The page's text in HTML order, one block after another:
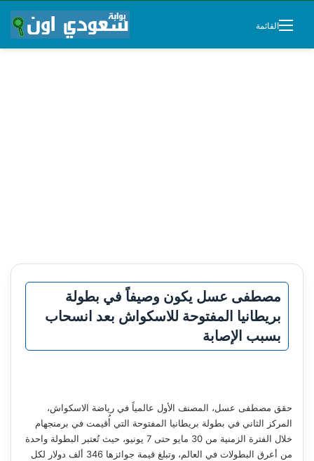
القائمة
مصطفى عسل يكون وصيفاً في بطولة
بريطانيا المفتوحة للاسكواش بعد انسحاب
بسبب الإصابة
حقق مصطفى عسل، المصنف الأول عالمياً في رياضة الاسكواش،
المركز الثاني في بطولة بريطانيا المفتوحة التي أُقيمت في برمنجهام
خلال الفترة الزمنية من 30 مايو حتى 7 يونيو، حيث تُعتبر البطولة واحدة
من أعرق البطولات في العالم، وتبلغ قيمة جوائزها 346 ألف دولار لكل